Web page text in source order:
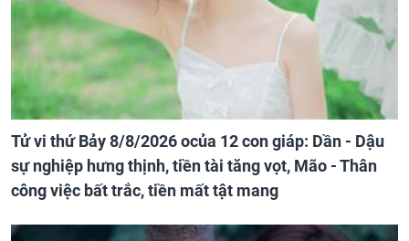
Tử vi thứ Bảy 8/8/2026 ocủa 12 con giáp: Dần - Dậu
sự nghiệp hưng thịnh, tiền tài tăng vọt, Mão - Thân
công việc bất trắc, tiền mất tật mang